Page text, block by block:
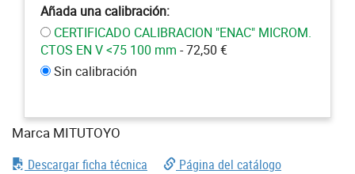
Añada una calibración:
CERTIFICADO CALIBRACION "ENAC" MICROM.
CTOS EN V <75 100 mm - 72,50 €
Sin calibración
Marca MITUTOYO
Descargar ficha técnica
Página del catálogo